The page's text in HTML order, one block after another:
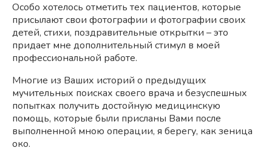
Особо хотелось отметить тех пациентов, которые
присылают свои фотографии и фотографии своих
детей, стихи, поздравительные открытки – это
придает мне дополнительный стимул в моей
профессиональной работе.
Многие из Ваших историй о предыдущих
мучительных поисках своего врача и безуспешных
попытках получить достойную медицинскую
помощь, которые были присланы Вами после
выполненной мною операции, я берегу, как зеница
око.